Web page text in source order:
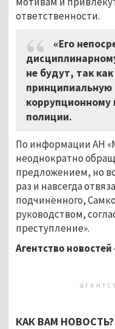
ответственности.
«Его
не будут, так
коррупционному
полиции.
По информации АН
неоднократно
предложением, но
раз и навсегда
подчинённого,
руководством,
преступление».
Агентство
КАК ВАМ НОВОСТЬ?